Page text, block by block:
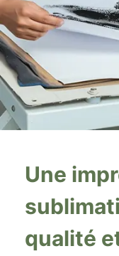
Une
qualité